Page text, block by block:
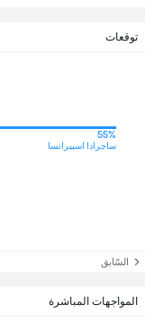
توقعات
55%
ساجرادا اسبيرانسا
السّابق
المواجهات المباشرة